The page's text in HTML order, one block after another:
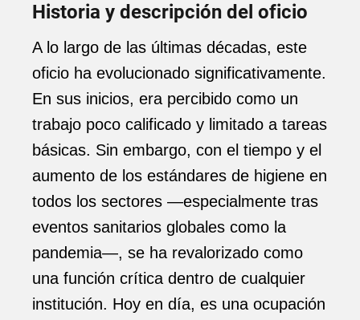
Historia y descripción del oficio
A lo largo de las últimas décadas, este
oficio ha evolucionado significativamente.
En sus inicios, era percibido como un
trabajo poco calificado y limitado a tareas
básicas. Sin embargo, con el tiempo y el
aumento de los estándares de higiene en
todos los sectores —especialmente tras
eventos sanitarios globales como la
pandemia—, se ha revalorizado como
una función crítica dentro de cualquier
institución. Hoy en día, es una ocupación